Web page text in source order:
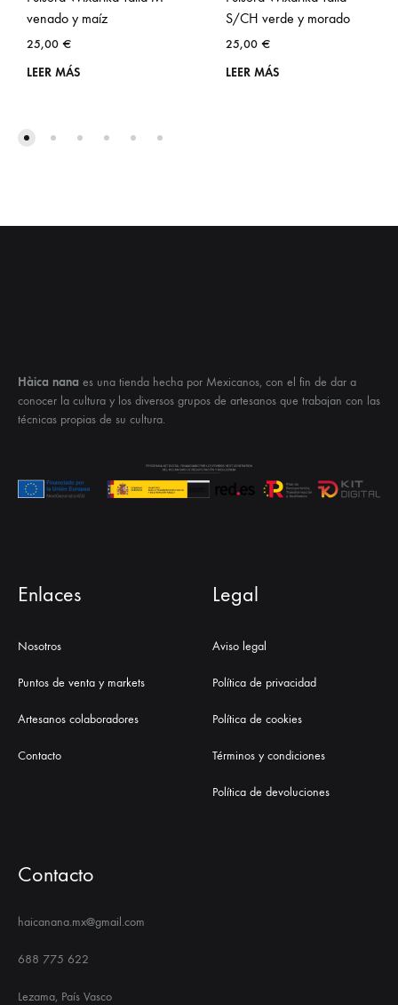
venado y maíz
25,00 €
LEER MÁS
S/CH verde y morado
25,00 €
LEER MÁS
Hàica nana es una tienda hecha por Mexicanos, con el fin de dar a
conocer la cultura y los diversos grupos de artesanos que trabajan con las
técnicas propias de su cultura.
Enlaces
Nosotros
Puntos de venta y markets
Artesanos colaboradores
Contacto
Legal
Aviso legal
Política de privacidad
Política de cookies
Términos y condiciones
Política de devoluciones
Contacto
haicanana.mx@gmail.com
688 775 622
Lezama, País Vasco